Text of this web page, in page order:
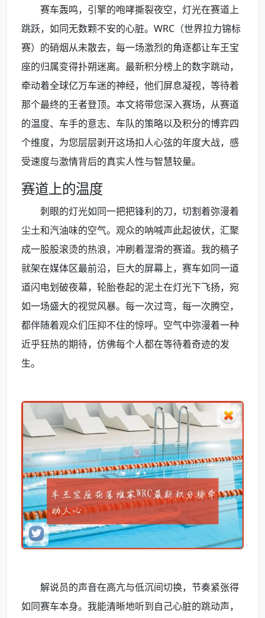
赛车轰鸣，引擎的咆哮撕裂夜空，灯光在赛道上
跳跃，如同无数颗不安的心脏。WRC（世界拉力锦标
赛）的硝烟从未散去，每一场激烈的角逐都让车王宝
座的归属变得扑朔迷离。最新积分榜上的数字跳动，
牵动着全球亿万车迷的神经，他们屏息凝视，等待着
那个最终的王者登顶。本文将带您深入赛场，从赛道
的温度、车手的意志、车队的策略以及积分的博弈四
个维度，为您层层剥开这场扣人心弦的年度大战，感
受速度与激情背后的真实人性与智慧较量。
赛道上的温度
刺眼的灯光如同一把把锋利的刀，切割着弥漫着
尘土和汽油味的空气。观众的呐喊声此起彼伏，汇聚
成一股股滚烫的热浪，冲刷着湿滑的赛道。我的稿子
就架在媒体区最前沿，巨大的屏幕上，赛车如同一道
道闪电划破夜幕，轮胎卷起的泥土在灯光下飞扬，宛
如一场盛大的视觉风暴。每一次过弯，每一次腾空，
都伴随着观众们压抑不住的惊呼。空气中弥漫着一种
近乎狂热的期待，仿佛每个人都在等待着奇迹的发
生。
解说员的声音在高亢与低沉间切换，节奏紧张得
如同赛车本身。我能清晰地听到自己心脏的跳动声，